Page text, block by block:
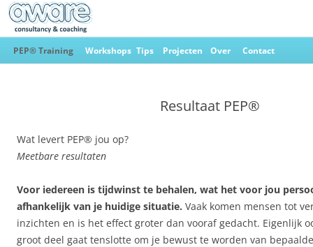
Ga
naar
PEP® Training Workshops Tips Projecten Over Contact
Resultaat PEP®
Wat levert PEP® jou op?
Meetbare resultaten
Voor iedereen is tijdwinst te behalen, wat het voor jou
afhankelijk van je huidige situatie. Vaak komen mensen tot
inzichten en is het effect groter dan vooraf gedacht. Eigenlijk
groot deel gaat tenslotte om je bewust te worden van